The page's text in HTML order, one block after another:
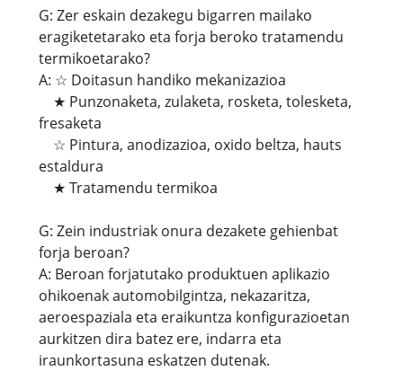
G: Zer eskain dezakegu bigarren mailako
eragiketetarako eta forja beroko tratamendu
termikoetarako?
A: ☆ Doitasun handiko mekanizazioa
★ Punzonaketa, zulaketa, rosketa, tolesketa,
fresaketa
☆ Pintura, anodizazioa, oxido beltza, hauts
estaldura
★ Tratamendu termikoa
G: Zein industriak onura dezakete gehienbat
forja beroan?
A: Beroan forjatutako produktuen aplikazio
ohikoenak automobilgintza, nekazaritza,
aeroespaziala eta eraikuntza konfigurazioetan
aurkitzen dira batez ere, indarra eta
iraunkortasuna eskatzen dutenak.